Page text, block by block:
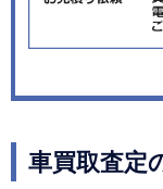
車買取査定